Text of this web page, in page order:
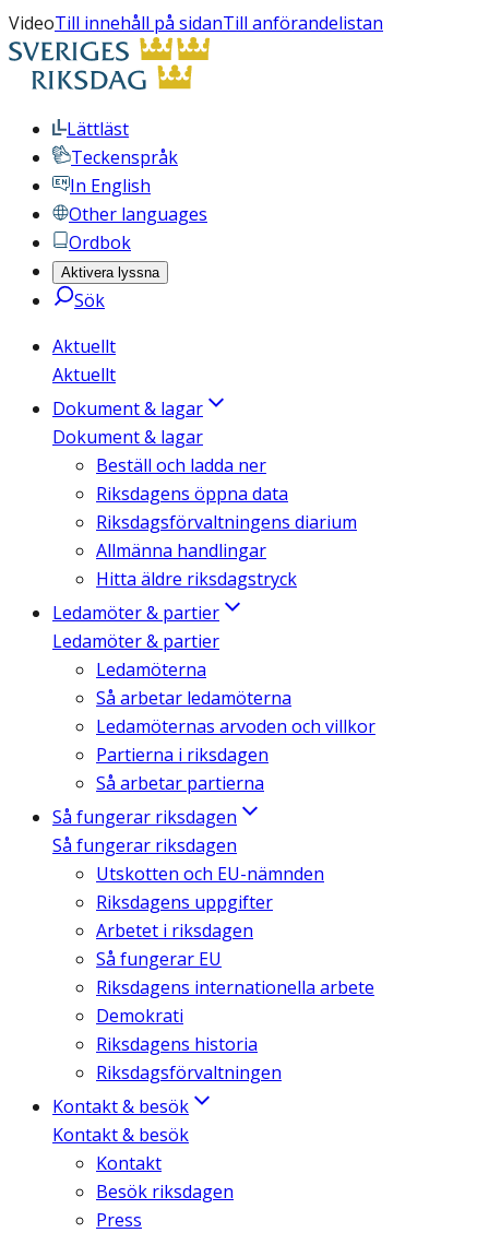
VideoTill innehåll på sidanTill anförandelistan
Lättläst
Teckenspråk
In English
Other languages
Ordbok
Aktivera lyssna
Sök
Aktuellt
Aktuellt
Dokument & lagar
Dokument & lagar
Beställ och ladda ner
Riksdagens öppna data
Riksdagsförvaltningens diarium
Allmänna handlingar
Hitta äldre riksdagstryck
Ledamöter & partier
Ledamöter & partier
Ledamöterna
Så arbetar ledamöterna
Ledamöternas arvoden och villkor
Partierna i riksdagen
Så arbetar partierna
Så fungerar riksdagen
Så fungerar riksdagen
Utskotten och EU-nämnden
Riksdagens uppgifter
Arbetet i riksdagen
Så fungerar EU
Riksdagens internationella arbete
Demokrati
Riksdagens historia
Riksdagsförvaltningen
Kontakt & besök
Kontakt & besök
Kontakt
Besök riksdagen
Press